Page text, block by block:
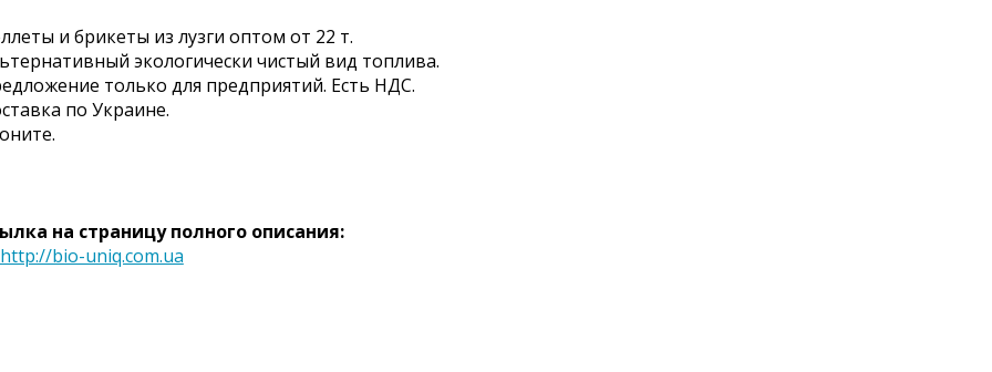
и брикеты из лузги оптом от 22 т.
экологически чистый вид топлива.
только для предприятий. Есть НДС.
по Украине.
на страницу полного описания:
http://bio-uniq.com.ua